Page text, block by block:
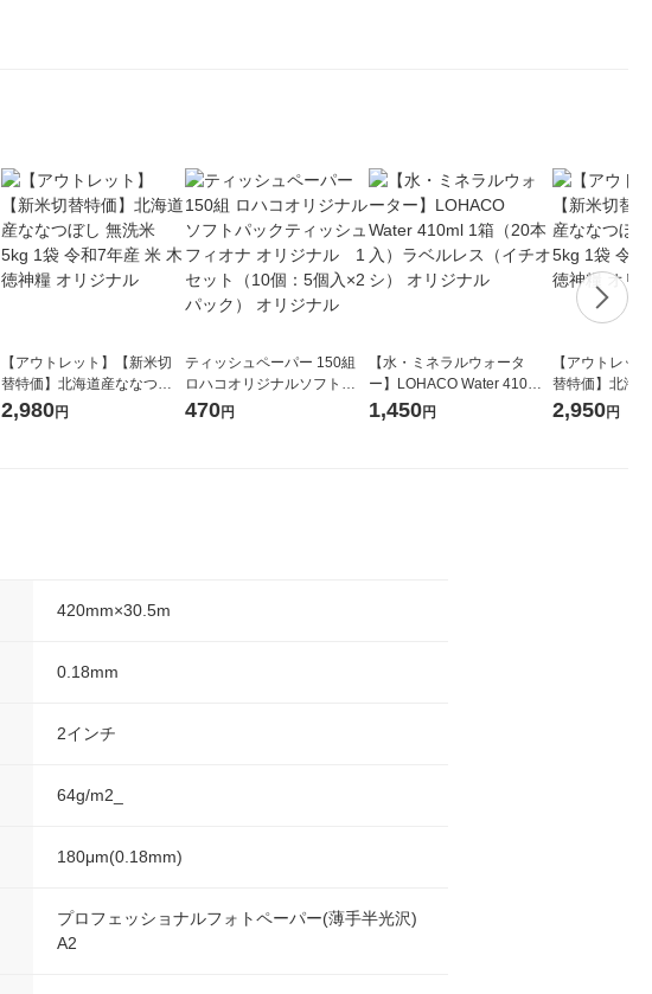
【アウトレット】【新米切
替特価】北海道産ななつぼ
し 無洗米 5kg 1袋 令和7年産
2,980円
ティッシュペーパー 150組
ロハコオリジナルソフトパ
ックティッシュ フィオナ オ
470円
【水・ミネラルウォータ
ー】LOHACO Water 410ml
1箱（20本入）ラベルレス
1,450円
【アウトレッ
替特価】北海
し 精白米 5kg
2,950円
420mm×30.5m
0.18mm
2インチ
64g/m2_
180μm(0.18mm)
プロフェッショナルフォトペーパー(薄手半光沢)
A2